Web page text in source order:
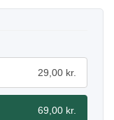
29,00 kr.
69,00 kr.